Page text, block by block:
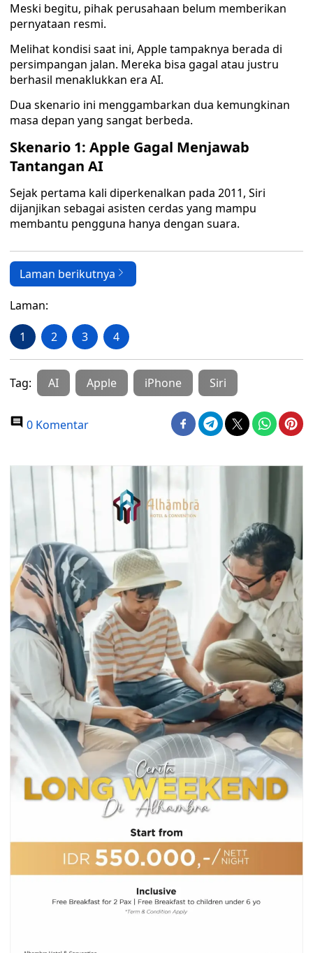
Meski begitu, pihak perusahaan belum memberikan
pernyataan resmi.
Melihat kondisi saat ini, Apple tampaknya berada di
persimpangan jalan. Mereka bisa gagal atau justru
berhasil menaklukkan era AI.
Dua skenario ini menggambarkan dua kemungkinan
masa depan yang sangat berbeda.
Skenario 1: Apple Gagal Menjawab
Tantangan AI
Sejak pertama kali diperkenalkan pada 2011, Siri
dijanjikan sebagai asisten cerdas yang mampu
membantu pengguna hanya dengan suara.
Laman berikutnya
Laman:
1 2 3 4
Tag: AI Apple iPhone Siri
0 Komentar